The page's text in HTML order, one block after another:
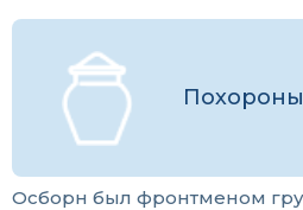
Осборн был фронтменом